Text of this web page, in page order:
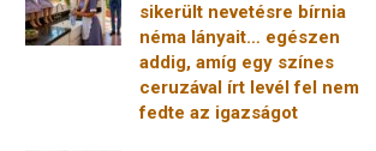
sikerült nevetésre bírnia
néma lányait… egészen
addig, amíg egy színes
ceruzával írt levél fel nem
fedte az igazságot